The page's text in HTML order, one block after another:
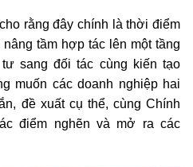
rằng đây chính là thời điểm
tầm hợp tác lên một tầng
sang đối tác cùng kiến tạo
muốn các doanh nghiệp hai
đề xuất cụ thể, cùng Chính
điểm nghẽn và mở ra các